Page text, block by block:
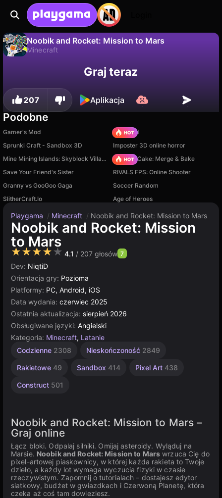
Noobik and Rocket: Mission to Mars
Minecraft
Zapisz postępy! Nie
Graj teraz
207 Aplikacja
Podobne
Gamer's Mod
TB World
Sprunki Craft - Sandbox 3D
Imposter 3D online horror
Mine Mining Islands: Skyblock Village!
Piece of Cake: Merge & Bake
Save Your Friend's Sister
RIVALS FPS: Online Shooter
Granny vs GooGoo Gaga
Soccer Random
SlitherCraft.Io
Age of Heroes
Playgama / Minecraft / Noobik and Rocket: Mission to Mars
Noobik and Rocket: Mission
to Mars
★★★★★ 4.1 / 207 głosów 7
Dev: NiqtiD
Orientacja gry: Pozioma
Platformy: PC, Android, iOS
Data wydania: czerwiec 2025
Ostatnia aktualizacja: sierpień 2026
Obsługiwane języki: Angielski
Kategoria: Minecraft, Latanie
Codzienne 2308 Nieskończoność 2849
Rakietowe 49 Sandbox 414 Pixel Art 438
Construct 501
Noobik and Rocket: Mission to Mars –
Graj online
Łącz bloki. Odpalaj silniki. Omijaj asteroidy. Wyląduj na
Marsie. Noobik and Rocket: Mission to Mars wrzuca Cię do
pixel-artowej piaskownicy, w której każda rakieta to Twoje
dzieło, a każdy lot wymaga wyczucia fizyki w czasie
rzeczywistym. Zapomnij o tutorialach – dostajesz edytor
siatkowy, budżet w gwiazdkach i Czerwoną Planetę, która
czeka aż coś tam dowieziesz.